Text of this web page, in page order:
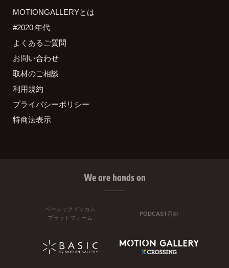
MOTIONGALLERYとは
#2020 年代
よくあるご質問
お問い合わせ
取材のご相談
利用規約
プライバシーポリシー
特商法表示
We are hands on
ベーシックインカム
プラットフォーム
PODCAST番組